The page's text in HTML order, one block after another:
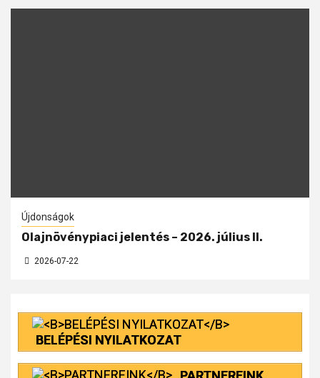
Újdonságok
Olajnövénypiaci jelentés – 2026. július II.
2026-07-22
BELÉPÉSI NYILATKOZAT